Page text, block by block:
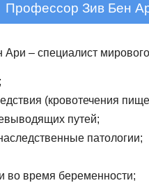
Профессор Зив Бен
– специалист
(кровотечения
путей;
патологии;
во время беременности;